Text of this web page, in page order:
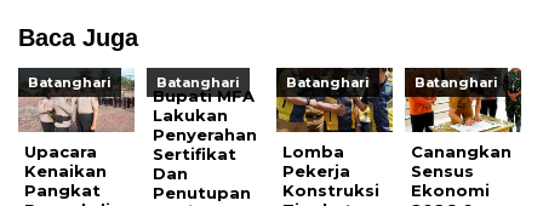
Baca Juga
Batanghari
Upacara
Kenaikan
Pangkat
Batanghari
Bupati MFA
Lakukan
Penyerahan
Sertifikat
Dan
Penutupan
Batanghari
Lomba
Pekerja
Konstruksi
Batanghari
Canangkan
Sensus
Ekonomi